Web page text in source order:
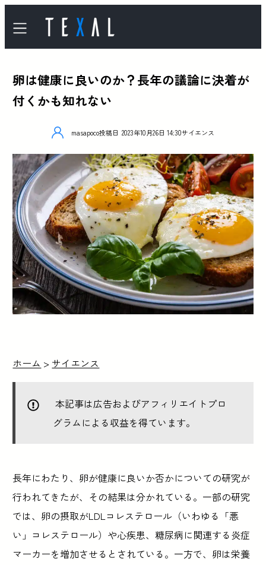
卵は健康に良いのか？長年の議論に決着が
付くかも知れない
masapoco投稿日 2023年10月26日 14:30サイエンス
ホーム > サイエンス
本記事は広告およびアフィリエイトプロ
グラムによる収益を得ています。
長年にわたり、卵が健康に良いか否かについての研究が
行われてきたが、その結果は分かれている。一部の研究
では、卵の摂取がLDLコレステロール（いわゆる「悪
い」コレステロール）や心疾患、糖尿病に関連する炎症
マーカーを増加させるとされている。一方で、卵は栄養